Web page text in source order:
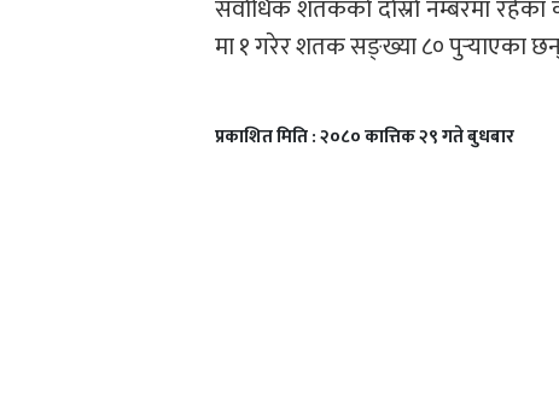
सर्वाधिक शतककाे दाेस्राे नम्बरमा
मा १ गरेर शतक सङ्ख्या ८० पुर्‍याएका
प्रकाशित मिति : २०८० कात्तिक २९ गते बुधबार